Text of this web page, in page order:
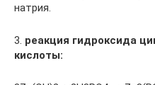
натрия.
3. реакция гидроксида
кислоты: